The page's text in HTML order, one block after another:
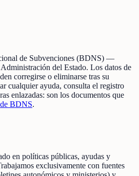
de Subvenciones (BDNS) —
del Estado. Los datos de
corregirse o eliminarse tras su
cualquier ayuda, consulta el registro
enlazadas: son los documentos que
BDNS.
en políticas públicas, ayudas y
exclusivamente con fuentes